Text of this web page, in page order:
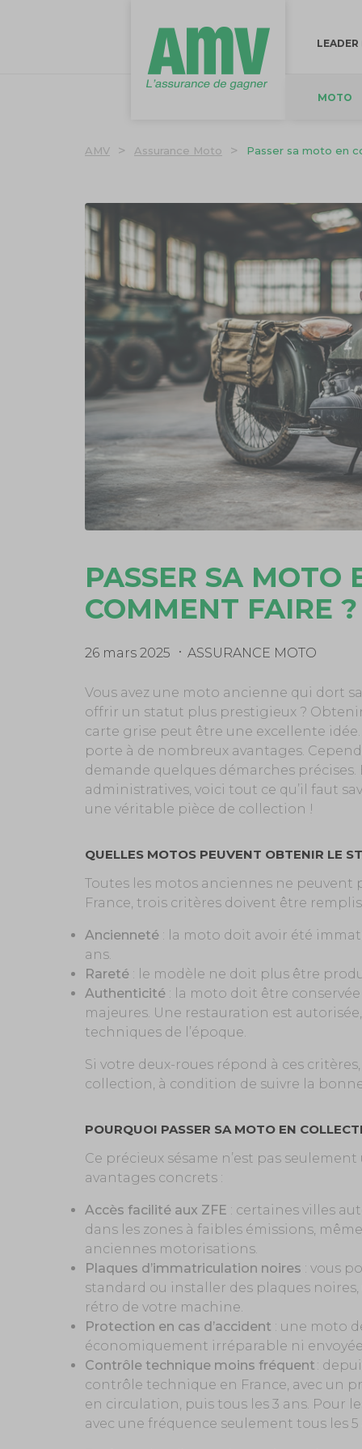
LEADER
MOTO
AMV > Assurance Moto > Passer sa moto en
PASSER SA MOTO
COMMENT FAIRE ?
26 mars 2025 ASSURANCE MOTO
Vous avez une moto ancienne qui dort
offrir un statut plus prestigieux ?
carte grise peut être une excellente
porte à de nombreux avantages.
demande quelques démarches
administratives, voici tout ce qu’il faut
une véritable pièce de collection !
QUELLES MOTOS PEUVENT OBTENIR LE
Toutes les motos anciennes ne
France, trois critères doivent être remplis
Ancienneté: la moto doit avoir été
ans.
Rareté: le modèle ne doit plus être
Authenticité: la moto doit être
majeures. Une restauration est
techniques de l’époque.
Si votre deux-roues répond à ces
collection, à condition de suivre la
POURQUOI PASSER SA MOTO EN
Ce précieux sésame n’est pas
avantages concrets :
Accès facilité aux ZFE : certaines villes
dans les zones à faibles émissions,
anciennes motorisations.
Plaques d’immatriculation noires : vous
standard ou installer des plaques
rétro de votre machine.
Protection en cas d’accident : une moto
économiquement irréparable ni
Contrôle technique moins fréquent :
contrôle technique en France, avec un
en circulation, puis tous les 3 ans. Pour
avec une fréquence seulement tous les 5